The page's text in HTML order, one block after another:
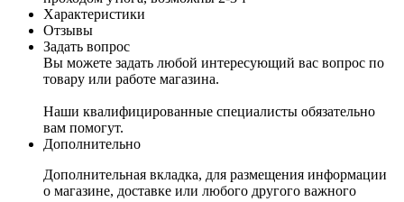
Характеристики
Отзывы
Задать вопрос
Вы можете задать любой интересующий вас вопрос по
товару или работе магазина.
Наши квалифицированные специалисты обязательно
вам помогут.
Дополнительно
Дополнительная вкладка, для размещения информации
о магазине, доставке или любого другого важного